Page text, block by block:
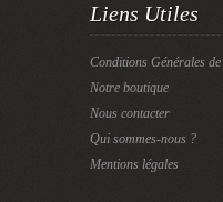
Liens Utiles
Conditions Générales de
Notre boutique
Nous contacter
Qui sommes-nous ?
Mentions légales